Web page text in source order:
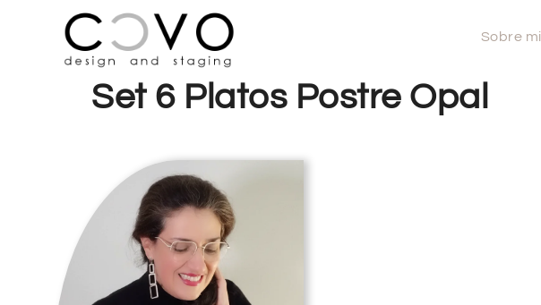
Sobre mi
Set 6 Platos Postre Opal